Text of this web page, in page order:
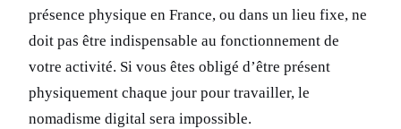
présence physique en France, ou dans un lieu fixe, ne
doit pas être indispensable au fonctionnement de
votre activité. Si vous êtes obligé d’être présent
physiquement chaque jour pour travailler, le
nomadisme digital sera impossible.